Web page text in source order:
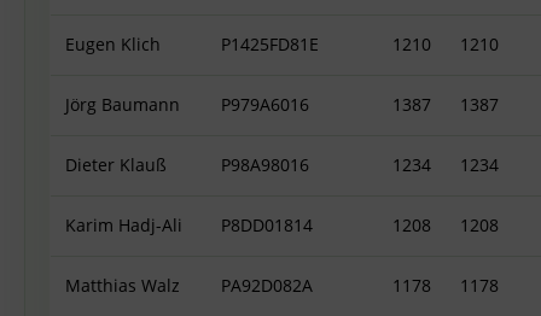
Eugen Klich P1425FD81E 1210 1210
Jörg Baumann P979A6016 1387 1387
Dieter Klauß P98A98016 1234 1234
Karim Hadj-Ali P8DD01814 1208 1208
Matthias Walz PA92D082A 1178 1178